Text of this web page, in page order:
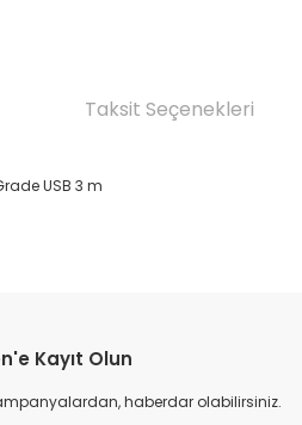
Taksit Seçenekleri
USB 3 m
Kayıt Olun
haberdar olabilirsiniz.